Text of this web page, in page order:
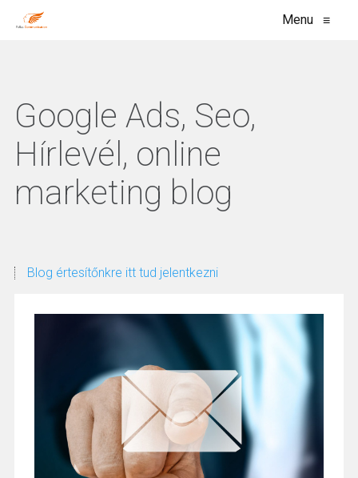
Menu ≡
Google Ads, Seo,
Hírlevél, online
marketing blog
Blog értesítőnkre itt tud jelentkezni